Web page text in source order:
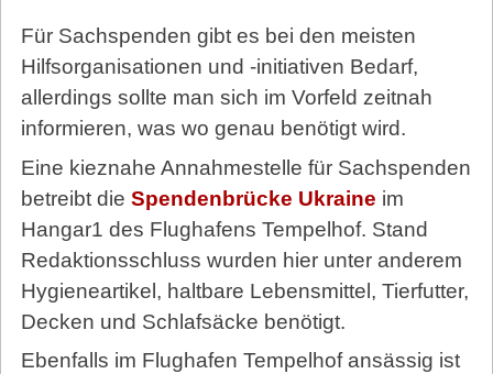
Für Sachspenden gibt es bei den meisten
Hilfsorganisationen und -initiativen Bedarf,
allerdings sollte man sich im Vorfeld zeitnah
informieren, was wo genau benötigt wird.
Eine kieznahe Annahmestelle für Sachspenden
betreibt die Spendenbrücke Ukraine im
Hangar1 des Flughafens Tempelhof. Stand
Redaktionsschluss wurden hier unter anderem
Hygieneartikel, haltbare Lebensmittel, Tierfutter,
Decken und Schlafsäcke benötigt.
Ebenfalls im Flughafen Tempelhof ansässig ist